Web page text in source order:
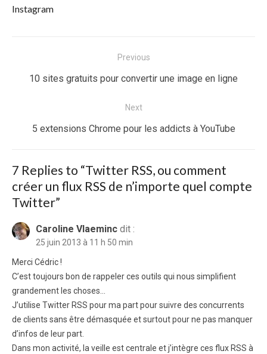
Instagram
Previous
Previous
10 sites gratuits pour convertir une image en ligne
Next
Next
5 extensions Chrome pour les addicts à YouTube
7 Replies to “Twitter RSS, ou comment
créer un flux RSS de n’importe quel compte
Twitter”
Caroline Vlaeminc dit :
25 juin 2013 à 11 h 50 min
Merci Cédric !
C’est toujours bon de rappeler ces outils qui nous simplifient
grandement les choses…
J’utilise Twitter RSS pour ma part pour suivre des concurrents
de clients sans être démasquée et surtout pour ne pas manquer
d’infos de leur part.
Dans mon activité, la veille est centrale et j’intègre ces flux RSS à